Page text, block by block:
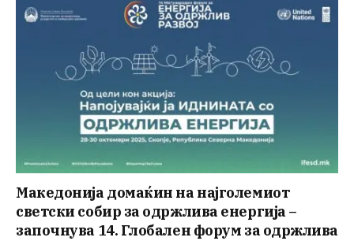
Македонија домаќин на најголемиот
светски собир за одржлива енергија –
започнува 14. Глобален форум за одржлива